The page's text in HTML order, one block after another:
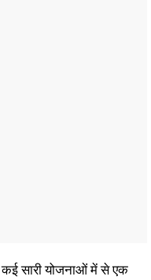
सारी योजनाओं में से एक